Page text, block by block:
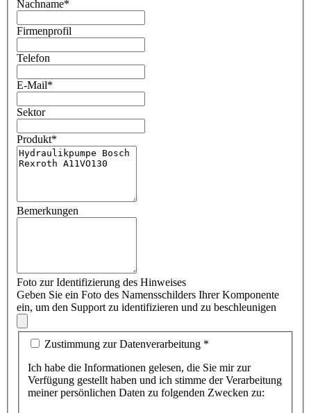
Nachname*
Firmenprofil
Telefon
E-Mail*
Sektor
Produkt*
Bemerkungen
Foto zur Identifizierung des Hinweises
Geben Sie ein Foto des Namensschilders Ihrer Komponente
ein, um den Support zu identifizieren und zu beschleunigen
Zustimmung zur Datenverarbeitung *
Ich habe die Informationen gelesen, die Sie mir zur
Verfügung gestellt haben und ich stimme der Verarbeitung
meiner persönlichen Daten zu folgenden Zwecken zu: